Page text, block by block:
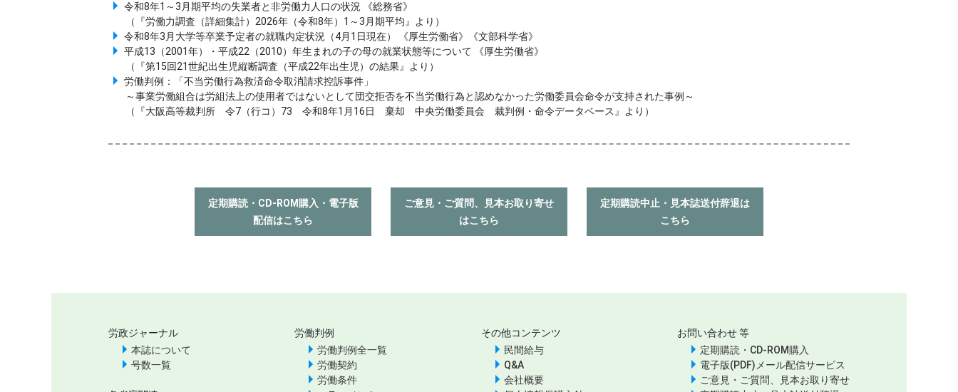
令和8年1～3月期平均の失業者と非労働力人口の状況 《総務省》
（『労働力調査（詳細集計）2026年（令和8年）1～3月期平均』より）
令和8年3月大学等卒業予定者の就職内定状況（4月1日現在） 《厚生労働省》《文部科学省》
平成13（2001年）・平成22（2010）年生まれの子の母の就業状態等について 《厚生労働省》
（『第15回21世紀出生児縦断調査（平成22年出生児）の結果』より）
労働判例：「不当労働行為救済命令取消請求控訴事件」
～事業労働組合は労組法上の使用者ではないとして団交拒否を不当労働行為と認めなかった労働委員会命令が支持された事例～
（『大阪高等裁判所 令7（行コ）73 令和8年1月16日 棄却 中央労働委員会 裁判例・命令データベース』より）
定期購読・CD-ROM購入・電子版
配信はこちら
ご意見・ご質問、見本お取り寄せ
はこちら
定期購読中止・見本誌送付辞退は
こちら
労政ジャーナル
本誌について
号数一覧
労働判例
労働判例全一覧
労働契約
労働条件
その他コンテンツ
民間給与
Q&A
会社概要
お問い合わせ 等
定期購読・CD-ROM購入
電子版(PDF)メール配信サービス
ご意見・ご質問、見本お取り寄せ